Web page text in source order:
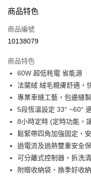
信用卡一次付款
信用卡分期付款
合作金庫商業銀行
華南商業銀行
上海商業儲蓄銀行
國泰世華商業銀行
臺灣中小企業銀行
匯豐（台灣）商業銀行
聯邦商業銀行
元大商業銀行
玉山商業銀行
台新國際商業銀行
台灣樂天信用卡公司
6 期 0 利率 每期
華南商業銀行
上海商業儲蓄銀行
國泰世華商業銀行
臺灣中小企業銀行
匯豐（台灣）商業銀行
聯邦商業銀行
元大商業銀行
玉山商業銀行
台新國際商業銀行
12 期 0 利率 每期
合作金庫商業銀行
上海商業儲蓄銀行
國泰世華商業銀行
臺灣中小企業銀行
匯豐（台灣）商業銀行
聯邦商業銀行
元大商業銀行
玉山商業銀行
24 期 0 利率 每期
合作金庫商業銀行
華南商業銀行
兆豐國際商業銀行
台中商業銀行
華泰商業銀行
遠東國際商業銀行
LINE Pay
Apple Pay
街口支付
商品特色
商品編號
10138079
商品特色
60W 超低秏電 省能源
法蘭絨 絨毛親膚舒適，
專業車縫工藝，包邊縫
5段恆溫設定 33° ~60°
8小時定時 (定時功能，
鬆緊帶四角加強固定，
過電流及過熱雙重安全
可分離式控制器，拆洗
附贈收納袋，換季好收納